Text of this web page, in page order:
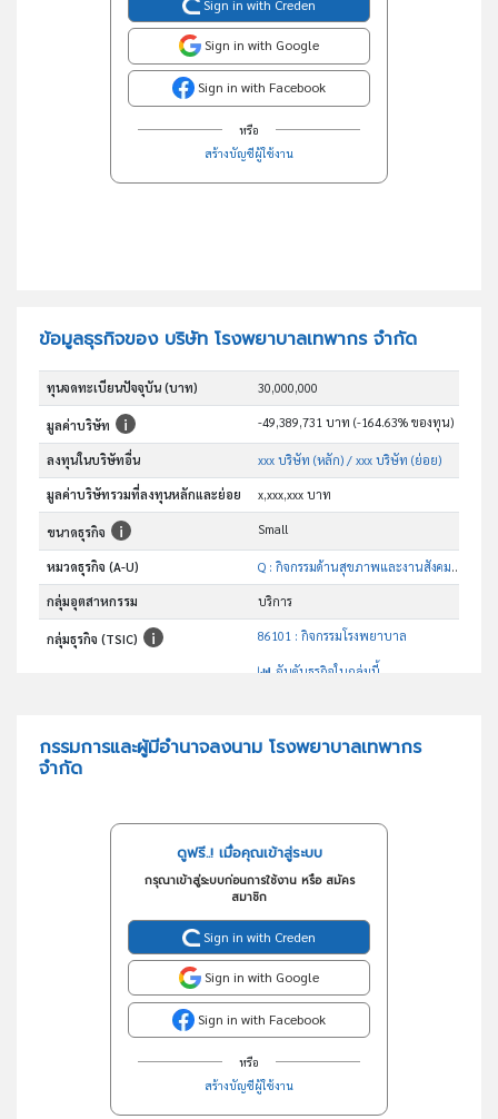
Sign in with Creden
Sign in with Google
Sign in with Facebook
หรือ
สร้างบัญชีผู้ใช้งาน
ข้อมูลธุรกิจของ บริษัท โรงพยาบาลเทพากร จำกัด
ทุนจดทะเบียนปัจจุบัน (บาท) 30,000,000
มูลค่าบริษัท -49,389,731 บาท (-164.63% ของทุน)
ลงทุนในบริษัทอื่น xxx บริษัท (หลัก)/ xxx บริษัท (ย่อย)
มูลค่าบริษัทรวมที่ลงทุนหลักและย่อย x,xxx,xxx บาท
ขนาดธุรกิจ Small
หมวดธุรกิจ (A-U) Q : กิจกรรมด้านสุขภาพและงานสังคมสงเคราะห์
กลุ่มอุตสาหกรรม บริการ
กลุ่มธุรกิจ (TSIC) 86101 : กิจกรรมโรงพยาบาล
อันดับธุรกิจในกลุ่มนี้
กรรมการและผู้มีอำนาจลงนาม โรงพยาบาลเทพากร
จำกัด
ดูฟรี..! เมื่อคุณเข้าสู่ระบบ
กรุณาเข้าสู่ระบบก่อนการใช้งาน หรือ สมัคร
สมาชิก
Sign in with Creden
Sign in with Google
Sign in with Facebook
หรือ
สร้างบัญชีผู้ใช้งาน